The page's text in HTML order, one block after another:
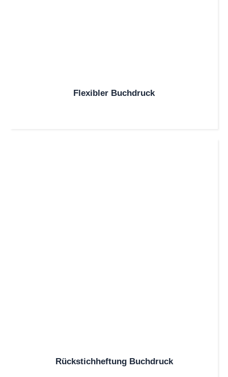
Flexibler Buchdruck
Rückstichheftung Buchdruck